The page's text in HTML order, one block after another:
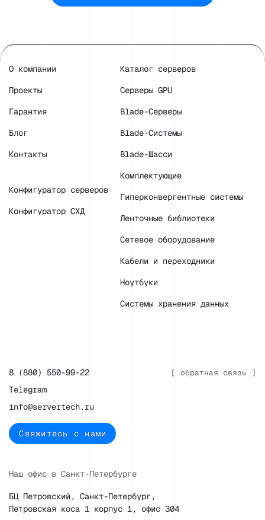
О компании
Проекты
Гарантия
Блог
Контакты
Конфигуратор серверов
Конфигуратор СХД
Каталог серверов
Серверы GPU
Blade-Серверы
Blade-Системы
Blade-Шасси
Комплектующие
Гиперконвергентные системы
Ленточные библиотеки
Сетевое оборудование
Кабели и переходники
Ноутбуки
Системы хранения данных
[ обратная связь ]
8 (880) 550-99-22
Telegram
info@servertech.ru
Свяжитесь с нами
Наш офис в Санкт-Петербурге
БЦ Петровский, Санкт-Петербург,
Петровская коса 1 корпус 1, офис 304